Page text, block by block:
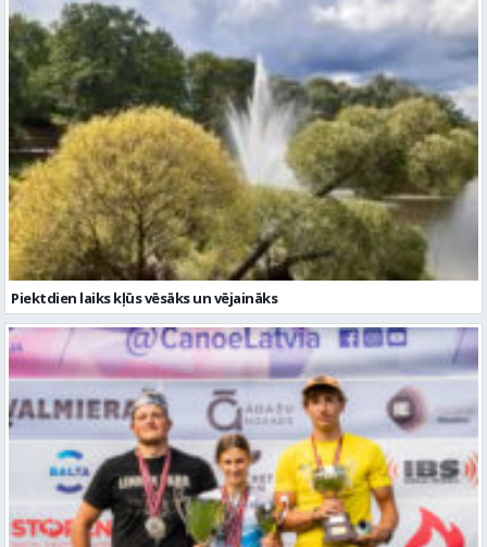
Piektdien laiks kļūs vēsāks un vējaināks
Valmierieši triumfē piemiņas sacensībās